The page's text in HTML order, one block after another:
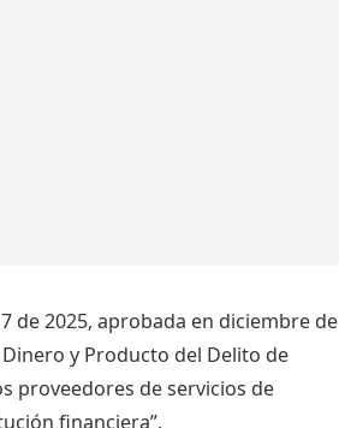
de 2025, aprobada en diciembre de
y Producto del Delito de
proveedores de servicios de
financiera”.